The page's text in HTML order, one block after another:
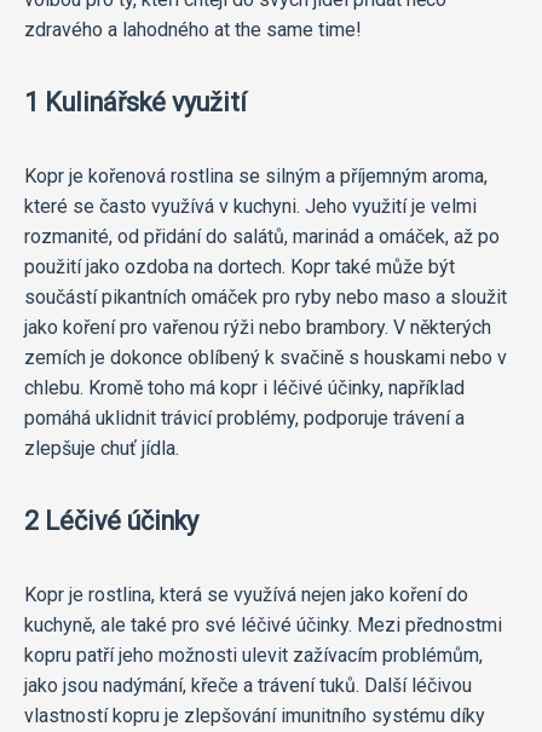
zdravého a lahodného at the same time!
1 Kulinářské využití
Kopr je kořenová rostlina se silným a příjemným aroma,
které se často využívá v kuchyni. Jeho využití je velmi
rozmanité, od přidání do salátů, marinád a omáček, až po
použití jako ozdoba na dortech. Kopr také může být
součástí pikantních omáček pro ryby nebo maso a sloužit
jako koření pro vařenou rýži nebo brambory. V některých
zemích je dokonce oblíbený k svačině s houskami nebo v
chlebu. Kromě toho má kopr i léčivé účinky, například
pomáhá uklidnit trávicí problémy, podporuje trávení a
zlepšuje chuť jídla.
2 Léčivé účinky
Kopr je rostlina, která se využívá nejen jako koření do
kuchyně, ale také pro své léčivé účinky. Mezi přednostmi
kopru patří jeho možnosti ulevit zažívacím problémům,
jako jsou nadýmání, křeče a trávení tuků. Další léčivou
vlastností kopru je zlepšování imunitního systému díky